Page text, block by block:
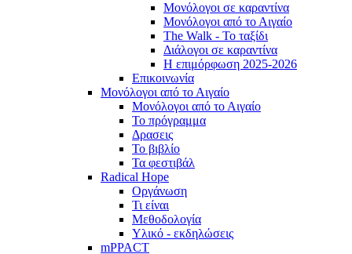
Μονόλογοι σε καραντίνα
Μονόλογοι από το Αιγαίο
The Walk - Το ταξίδι
Διάλογοι σε καραντίνα
Η επιμόρφωση 2025-2026
Επικοινωνία
Μονόλογοι από το Αιγαίο
Μονόλογοι από το Αιγαίο
Το πρόγραμμα
Δρασεις
Το βιβλίο
Τα φεστιβάλ
Radical Hope
Οργάνωση
Τι είναι
Μεθοδολογία
Υλικό - εκδηλώσεις
mPPACT